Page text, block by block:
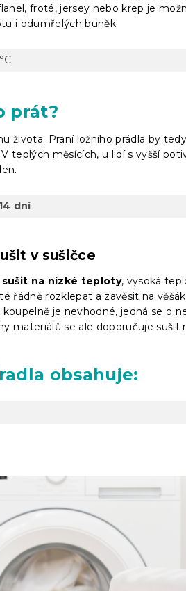
froté, jersey nebo krep je
i odumřelých buněk.
prát?
života. Praní ložního prádla by
V teplých měsících, u lidí s vyšší
dní
v sušičce
na nízké teploty, vysoká
řádně rozklepat a zavěsit na
je nevhodné, jedná se o
materiálů se ale doporučuje sušit
obsahuje: